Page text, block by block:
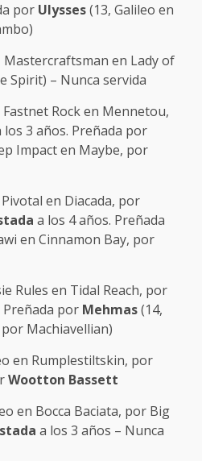
por Ulysses(13, Galileo en
en Lady of
Spirit) – Nunca servida
Fastnet Rock en Mennetou,
los 3 años. Preñada por
Impact en Maybe, por
Pivotal en Diacada, por
a los 4 años. Preñada
en Cinnamon Bay, por
Rules en Tidal Reach, por
Preñada por Mehmas(14,
Machiavellian)
en Rumplestiltskin, por
Wootton Bassett
en Bocca Baciata, por Big
a los 3 años – Nunca